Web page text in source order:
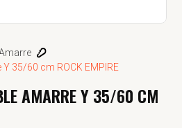
35/60 cm ROCK EMPIRE
AMARRE Y 35/60 CM